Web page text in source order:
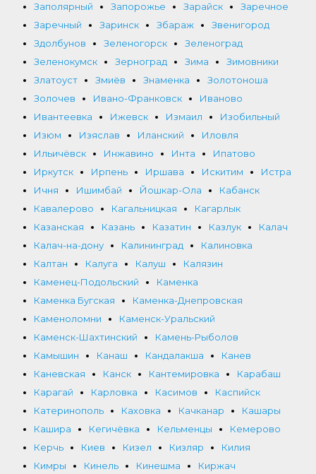
Заполярный Запорожье Зарайск
Заречное
Заречный
Заринск Збараж
Звенигород
Здолбунов
Зеленогорск
Зеленоград
Зеленокумск
Зерноград Зима
Зимовники
Златоуст
Змиёв Знаменка
Золотоноша
Золочев
Ивано-Франковск
Иваново
Ивантеевка
Ижевск Измаил
Изобильный
Изюм
Изяслав Иланский
Иловля
Ильичёвск
Инжавино Инта
Ипатово
Иркутск
Ирпень Иршава Искитим
Истра
Ичня
Ишимбай Йошкар-Ола
Кабанск
Кавалерово
Кагальницкая
Кагарлык
Казанская
Казань Казатин Казлук
Калач
Калач-на-дону
Калининград
Калиновка
Калтан
Калуга Калуш
Калязин
Каменец-Подольский
Каменка
Каменка Бугская
Каменка-Днепровская
Каменоломни
Каменск-Уральский
Каменск-Шахтинский
Камень-Рыболов
Камышин
Канаш Кандалакша
Канев
Каневская
Канск Кантемировка
Карабаш
Карагай
Карловка Касимов
Каспийск
Катеринополь
Каховка Качканар
Кашары
Кашира
Кегичёвка Кельменцы
Кемерово
Керчь
Киев Кизел Кизляр
Килия
Кимры
Кинель Кинешма
Киржач